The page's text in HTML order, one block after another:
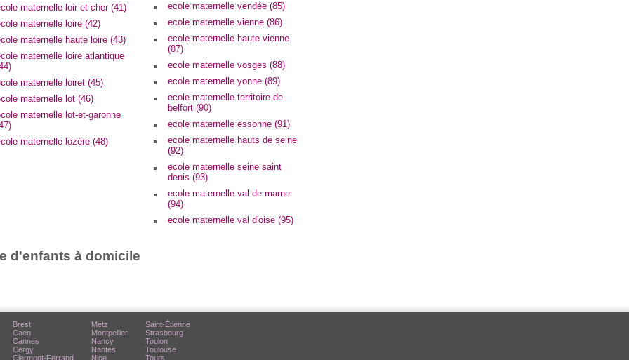
maternelle loir et cher (41)
maternelle loire (42)
maternelle haute loire (43)
maternelle loire atlantique
maternelle loiret (45)
maternelle lot (46)
maternelle lot-et-garonne
maternelle lozère (48)
ecole maternelle vendée (85)
ecole maternelle vienne (86)
ecole maternelle haute vienne
(87)
ecole maternelle vosges (88)
ecole maternelle yonne (89)
ecole maternelle territoire de
belfort (90)
ecole maternelle essonne (91)
ecole maternelle hauts de seine
(92)
ecole maternelle seine saint
denis (93)
ecole maternelle val de marne
(94)
ecole maternelle val d'oise (95)
d'enfants à domicile
Brest
Caen
Cannes
Cergy
Clermont-Ferrand
Metz
Montpellier
Nancy
Nantes
Nice
Saint-Étienne
Strasbourg
Toulon
Toulouse
Tours